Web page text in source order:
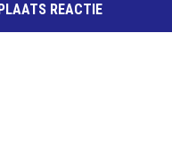
REACTIE